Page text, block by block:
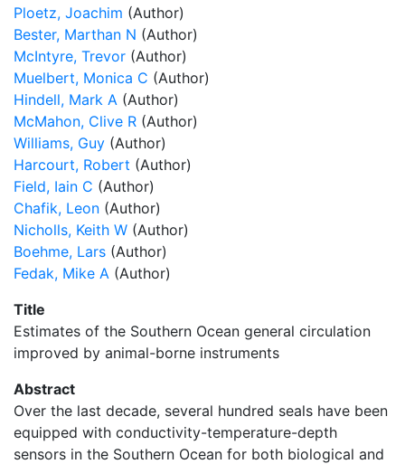
Ploetz, Joachim (Author)
Bester, Marthan N (Author)
McIntyre, Trevor (Author)
Muelbert, Monica C (Author)
Hindell, Mark A (Author)
McMahon, Clive R (Author)
Williams, Guy (Author)
Harcourt, Robert (Author)
Field, Iain C (Author)
Chafik, Leon (Author)
Nicholls, Keith W (Author)
Boehme, Lars (Author)
Fedak, Mike A (Author)
Title
Estimates of the Southern Ocean general circulation
improved by animal-borne instruments
Abstract
Over the last decade, several hundred seals have been
equipped with conductivity-temperature-depth
sensors in the Southern Ocean for both biological and